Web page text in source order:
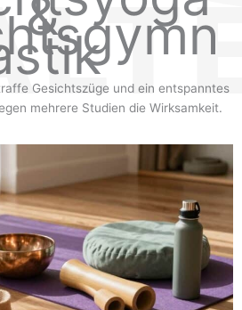
&
Gesichtszüge und ein entspanntes
mehrere Studien die Wirksamkeit.